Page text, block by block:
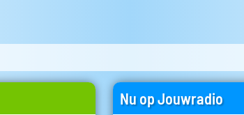
Nu op Jouwradio